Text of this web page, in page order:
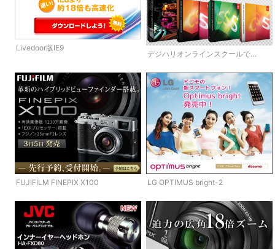
Livedoor版IE9
デジハリオンラインスクールで
FUJIFILM FINEPIX X100 LG OPTIMUS bright-2